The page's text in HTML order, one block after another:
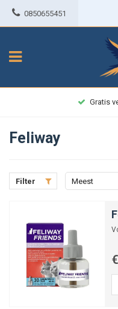
0850655451
Gratis
Feliway
Filter
Meest